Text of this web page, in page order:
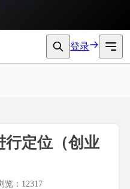
务。
登录
行定位（创业
览：12317